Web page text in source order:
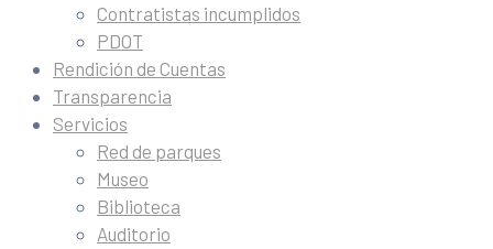
Contratistas incumplidos
PDOT
Rendición de Cuentas
Transparencia
Servicios
Red de parques
Museo
Biblioteca
Auditorio